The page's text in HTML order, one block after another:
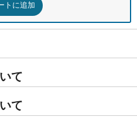
トに追加
て
て